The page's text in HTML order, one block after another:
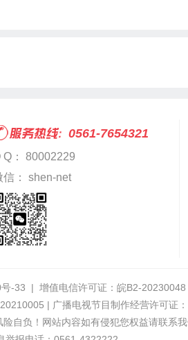
0561-7654321
Q： 80002229
信： shen-net
-33 | 增值电信许可证： 皖B2-20230048
| 广播电视节目制作经营许可证
自负！网站内容如有侵犯您权益请联系